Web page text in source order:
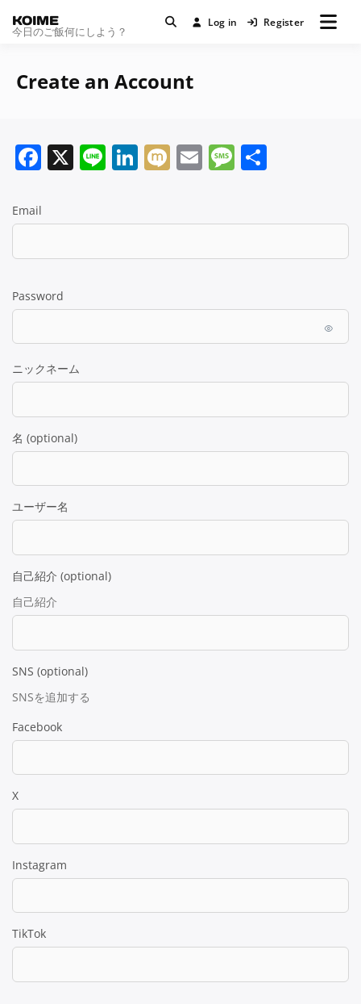
KOIME
今日のご飯何にしよう？
Log in Register
Create an Account
Facebook
X LineLinkedIn
MixiEmailMessage
Email
Password
ニックネーム
名 (optional)
ユーザー名
自己紹介 (optional)
自己紹介
SNS (optional)
SNSを追加する
Facebook
X
Instagram
TikTok